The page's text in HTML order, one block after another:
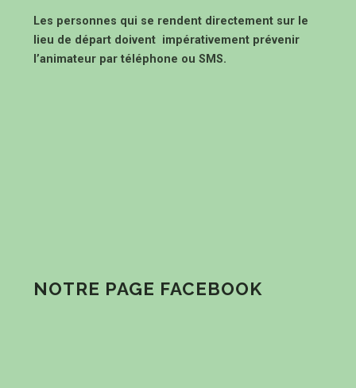
Les personnes qui se rendent directement sur le
lieu de départ doivent impérativement prévenir
l’animateur par téléphone ou SMS.
NOTRE PAGE FACEBOOK